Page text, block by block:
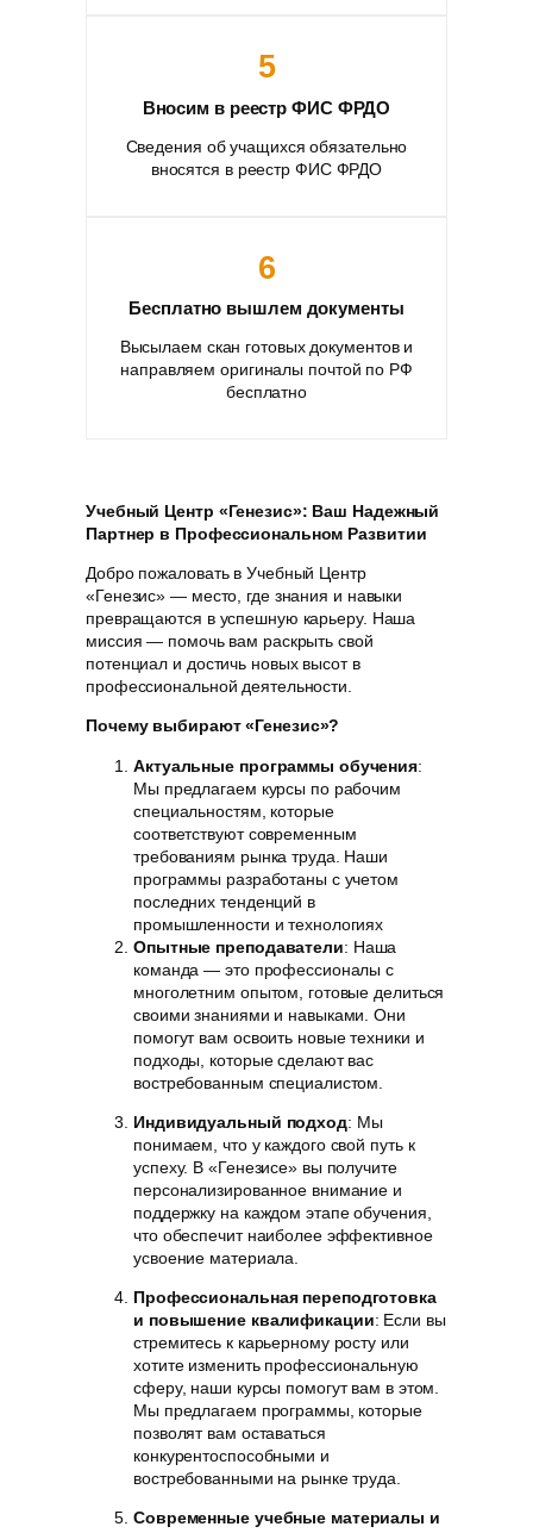
5
Вносим в реестр ФИС ФРДО
Сведения об учащихся обязательно
вносятся в реестр ФИС ФРДО
6
Бесплатно вышлем документы
Высылаем скан готовых документов и
направляем оригиналы почтой по РФ
бесплатно
Учебный Центр «Генезис»: Ваш Надежный
Партнер в Профессиональном Развитии
Добро пожаловать в Учебный Центр
«Генезис» — место, где знания и навыки
превращаются в успешную карьеру. Наша
миссия — помочь вам раскрыть свой
потенциал и достичь новых высот в
профессиональной деятельности.
Почему выбирают «Генезис»?
Актуальные программы обучения:
Мы предлагаем курсы по рабочим
специальностям, которые
соответствуют современным
требованиям рынка труда. Наши
программы разработаны с учетом
последних тенденций в
промышленности и технологиях
Опытные преподаватели: Наша
команда — это профессионалы с
многолетним опытом, готовые делиться
своими знаниями и навыками. Они
помогут вам освоить новые техники и
подходы, которые сделают вас
востребованным специалистом.
Индивидуальный подход: Мы
понимаем, что у каждого свой путь к
успеху. В «Генезисе» вы получите
персонализированное внимание и
поддержку на каждом этапе обучения,
что обеспечит наиболее эффективное
усвоение материала.
Профессиональная переподготовка
и повышение квалификации: Если вы
стремитесь к карьерному росту или
хотите изменить профессиональную
сферу, наши курсы помогут вам в этом.
Мы предлагаем программы, которые
позволят вам оставаться
конкурентоспособными и
востребованными на рынке труда.
Современные учебные материалы и